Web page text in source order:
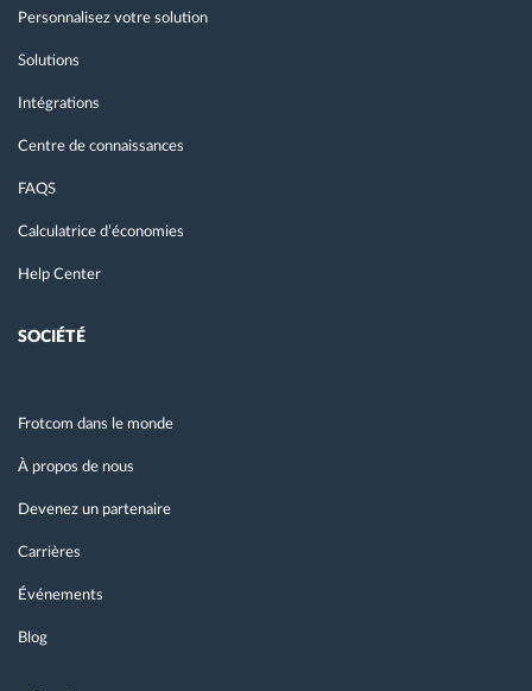
Personnalisez votre solution
Solutions
Intégrations
Centre de connaissances
FAQS
Calculatrice d’économies
Help Center
SOCIÉTÉ
Frotcom dans le monde
À propos de nous
Devenez un partenaire
Carrières
Événements
Blog